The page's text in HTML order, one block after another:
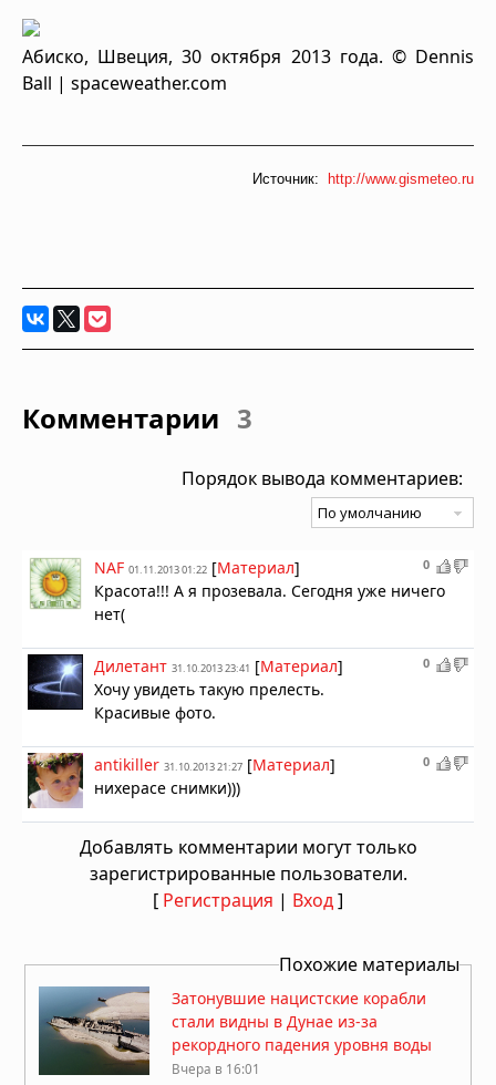
Абиско, Швеция, 30 октября 2013 года. © Dennis
Ball | spaceweather.com
Источник: http://www.gismeteo.ru
Комментарии 3
Порядок вывода комментариев:
0
NAF 01.11.2013 01:22 [Материал]
Красота!!! А я прозевала. Сегодня уже ничего
нет(
0
Дилетант 31.10.2013 23:41 [Материал]
Хочу увидеть такую прелесть.
Красивые фото.
0
antikiller 31.10.2013 21:27 [Материал]
нихерасе снимки)))
Добавлять комментарии могут только
зарегистрированные пользователи.
[ Регистрация | Вход]
Похожие материалы
Затонувшие нацистские корабли
стали видны в Дунае из-за
рекордного падения уровня воды
Вчера в 16:01